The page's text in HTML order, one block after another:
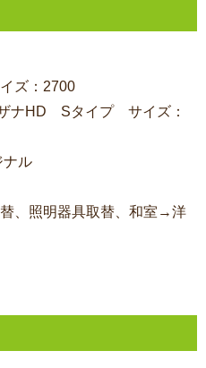
ズ：2700
ナHD Sタイプ サイズ：
ナル
、照明器具取替、和室→洋